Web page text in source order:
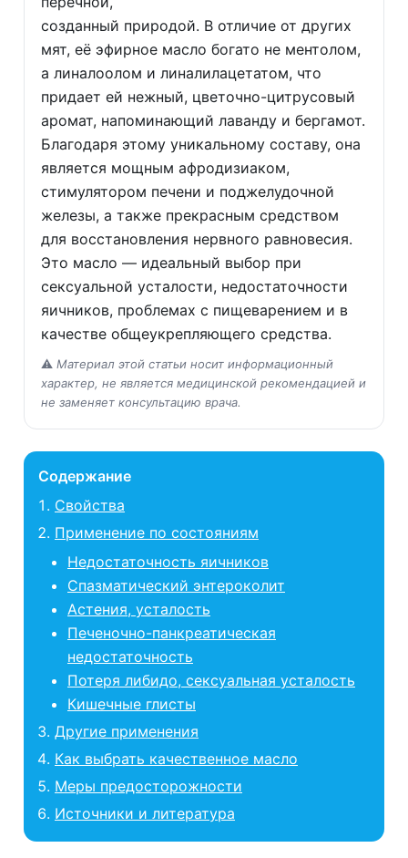
созданный природой. В отличие от других
мят, её эфирное масло богато не ментолом,
а линалоолом и линалилацетатом, что
придает ей нежный, цветочно-цитрусовый
аромат, напоминающий лаванду и бергамот.
Благодаря этому уникальному составу, она
является мощным афродизиаком,
стимулятором печени и поджелудочной
железы, а также прекрасным средством
для восстановления нервного равновесия.
Это масло — идеальный выбор при
сексуальной усталости, недостаточности
яичников, проблемах с пищеварением и в
качестве общеукрепляющего средства.
⚠️ Материал этой статьи носит информационный
характер, не является медицинской рекомендацией и
не заменяет консультацию врача.
Содержание
Свойства
Применение по состояниям
Недостаточность яичников
Спазматический энтероколит
Астения, усталость
Печеночно-панкреатическая
недостаточность
Потеря либидо, сексуальная усталость
Кишечные глисты
Другие применения
Как выбрать качественное масло
Меры предосторожности
Источники и литература